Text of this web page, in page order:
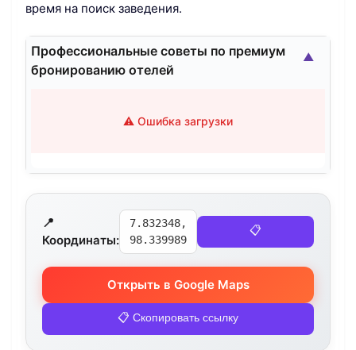
время на поиск заведения.
Профессиональные советы по премиум
бронированию отелей
⚠️ Ошибка загрузки
▲
📍
Координаты:
7.832348,
98.339989
📋
Открыть в Google Maps
📋 Скопировать ссылку